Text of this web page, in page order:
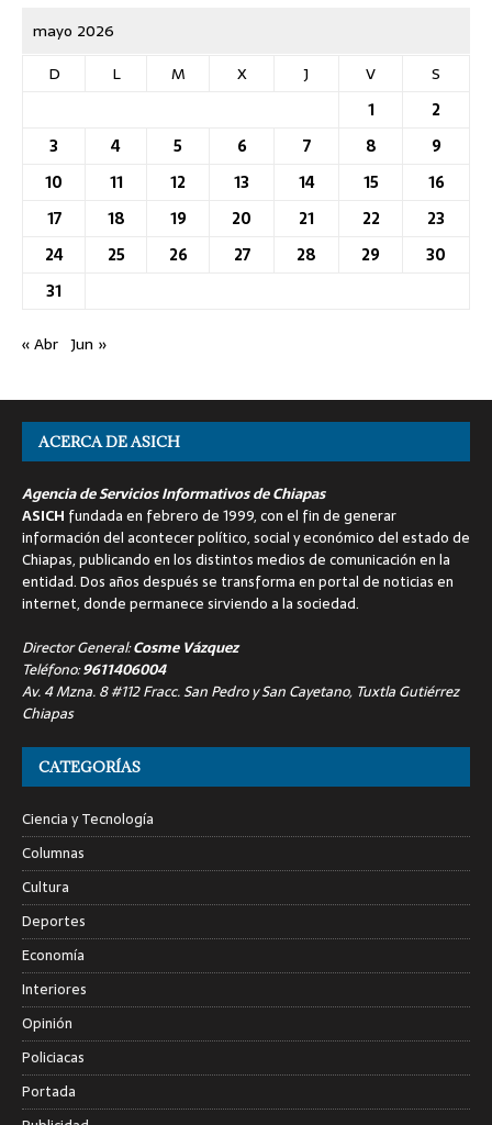
mayo 2026
D
L M X J V
S
1
2
3
4 5 6 7 8
9
10
11 12 13 14 15
16
17
18 19 20 21 22
23
24
25 26 27 28 29
30
31
« Abr Jun »
ACERCA DE ASICH
Agencia de Servicios Informativos de Chiapas
ASICH fundada en febrero de 1999, con el fin de generar
información del acontecer político, social y económico del estado de
Chiapas, publicando en los distintos medios de comunicación en la
entidad. Dos años después se transforma en portal de noticias en
internet, donde permanece sirviendo a la sociedad.
Director General:Cosme Vázquez
Teléfono:9611406004
Av. 4 Mzna. 8 #112 Fracc. San Pedro y San Cayetano, Tuxtla Gutiérrez
Chiapas
CATEGORÍAS
Ciencia y Tecnología
Columnas
Cultura
Deportes
Economía
Interiores
Opinión
Policiacas
Portada